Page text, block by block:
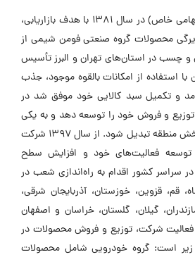
شرکت پخش کاسپین (سهامی خاص) در سال ۱۳۸۱ با هدف بازاریابی،
محصولات گروه صنعتی فومن شیمی از
چسب در استان‌های تهران و البرز تأسیس
از امکانات بالقوه موجود، جذب
و تکمیل سبد کالایی خود موفق شد در
توزیع و فروش خود را توسعه دهد و به یکی
از بزرگ‌ترین شرکت‌های پخش منطقه تبدیل شود. از سال ۱۳۹۷ شرکت
فعالیت‌های خود و افزایش سطح
سراسر کشور اقدام به راه‌اندازی شعب در
قم، قزوین، خوزستان، آذربایجان شرقی،
گیلان، گلستان، خراسان و اصفهان
شرکت، توزیع و فروش محصولات در
زیر است: گروه خودرویی شامل محصولات